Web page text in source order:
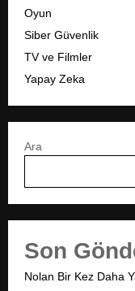
Oyun
Siber Güvenlik
TV ve Filmler
Yapay Zeka
Ara
Son
Nolan Bir Kez Daha